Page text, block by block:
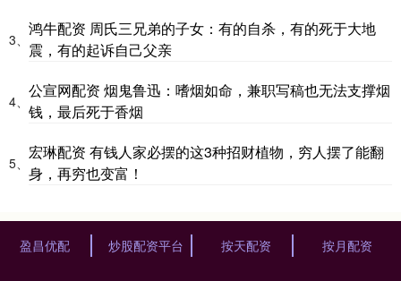
3、
鸿牛配资 周氏三兄弟的子女：有的自杀，有的死于大地
震，有的起诉自己父亲
4、
公宣网配资 烟鬼鲁迅：嗜烟如命，兼职写稿也无法支撑烟
钱，最后死于香烟
5、
宏琳配资 有钱人家必摆的这3种招财植物，穷人摆了能翻
身，再穷也变富！
盈昌优配 炒股配资平台 按天配资 按月配资